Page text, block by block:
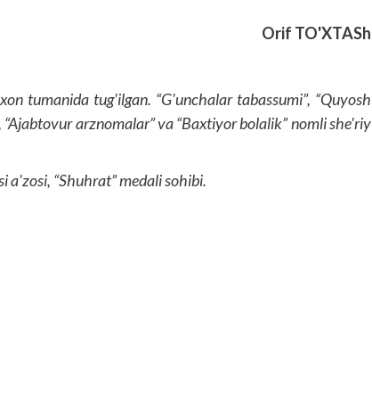
Orif TO'XTASh
tumanida tug'ilgan. “G'unchalar tabassumi”, “Quyosh
“Ajabtovur arznomalar” va “Baxtiyor bolalik” nomli she'riy
“Shuhrat” medali sohibi.